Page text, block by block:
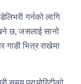
गर्नको लागि
छ, जसलाई सानो
गाडी भित्र राखेमा